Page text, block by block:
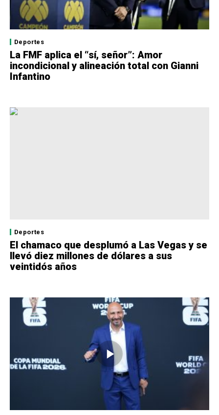
Deportes
La FMF aplica el “sí, señor”: Amor
incondicional y alineación total con Gianni
Infantino
Deportes
El chamaco que desplumó a Las Vegas y se
llevó diez millones de dólares a sus
veintidós años